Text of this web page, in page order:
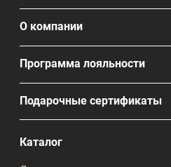
О компании
Программа лояльности
Подарочные сертификаты
Каталог